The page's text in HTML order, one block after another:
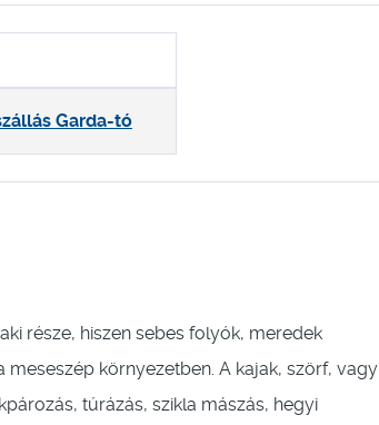
Garda-tó
része, hiszen sebes folyók, meredek
környezetben. A kajak, szörf, vagy
túrázás, szikla mászás, hegyi